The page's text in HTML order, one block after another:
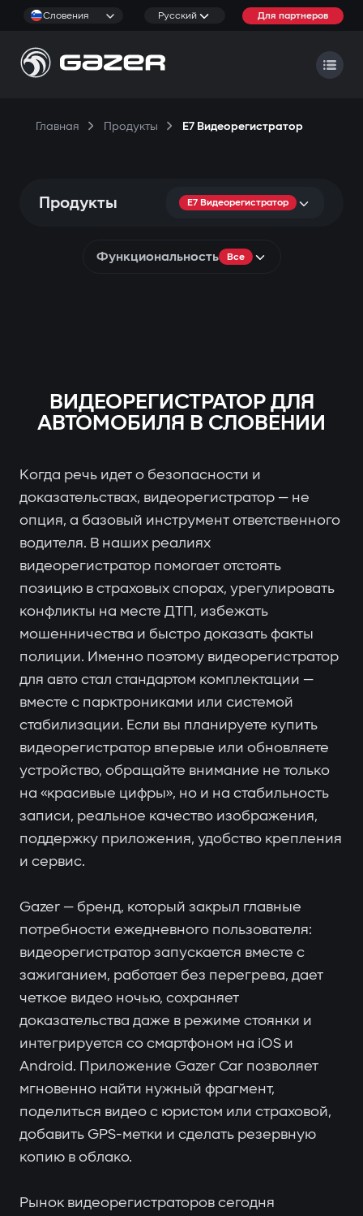
Словения Русский Для партнеров
Главная Продукты E7 Видеорегистратор
Продукты E7 Видеорегистратор
Функциональность Все
ВИДЕОРЕГИСТРАТОР ДЛЯ
АВТОМОБИЛЯ В СЛОВЕНИИ
Когда речь идет о безопасности и
доказательствах, видеорегистратор — не
опция, а базовый инструмент ответственного
водителя. В наших реалиях
видеорегистратор помогает отстоять
позицию в страховых спорах, урегулировать
конфликты на месте ДТП, избежать
мошенничества и быстро доказать факты
полиции. Именно поэтому видеорегистратор
для авто стал стандартом комплектации —
вместе с парктрониками или системой
стабилизации. Если вы планируете купить
видеорегистратор впервые или обновляете
устройство, обращайте внимание не только
на «красивые цифры», но и на стабильность
записи, реальное качество изображения,
поддержку приложения, удобство крепления
и сервис.
Gazer — бренд, который закрыл главные
потребности ежедневного пользователя:
видеорегистратор запускается вместе с
зажиганием, работает без перегрева, дает
четкое видео ночью, сохраняет
доказательства даже в режиме стоянки и
интегрируется со смартфоном на iOS и
Android. Приложение Gazer Car позволяет
мгновенно найти нужный фрагмент,
поделиться видео с юристом или страховой,
добавить GPS-метки и сделать резервную
копию в облако.
Рынок видеорегистраторов сегодня